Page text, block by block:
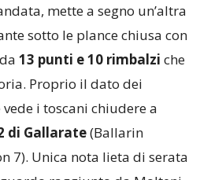
mette a segno un’altra
sotto le plance chiusa con
13 punti e 10 rimbalzi che
Proprio il dato dei
i toscani chiudere a
di Gallarate(Ballarin
7). Unica nota lieta di serata